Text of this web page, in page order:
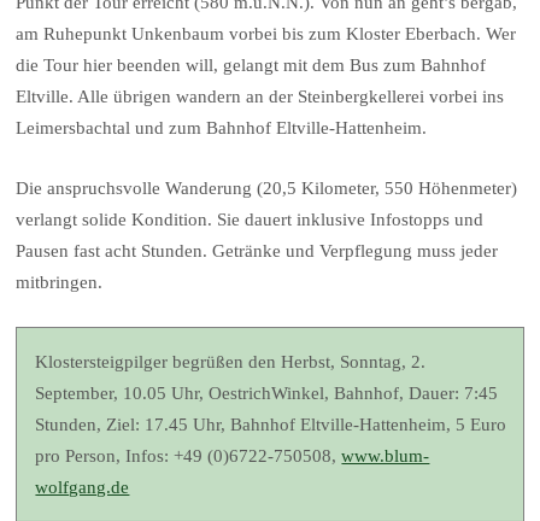
am Ruhepunkt Unkenbaum vorbei bis zum Kloster Eberbach. Wer
die Tour hier beenden will, gelangt mit dem Bus zum Bahnhof
Eltville. Alle übrigen wandern an der Steinbergkellerei vorbei ins
Leimersbachtal und zum Bahnhof Eltville-Hattenheim.
Die anspruchsvolle Wanderung (20,5 Kilometer, 550 Höhenmeter)
verlangt solide Kondition. Sie dauert inklusive Infostopps und
Pausen fast acht Stunden. Getränke und Verpflegung muss jeder
mitbringen.
Klostersteigpilger begrüßen den Herbst, Sonntag, 2.
September, 10.05 Uhr, OestrichWinkel, Bahnhof, Dauer: 7:45
Stunden, Ziel: 17.45 Uhr, Bahnhof Eltville-Hattenheim, 5 Euro
pro Person, Infos: +49 (0)6722-750508,www.blum-
wolfgang.de